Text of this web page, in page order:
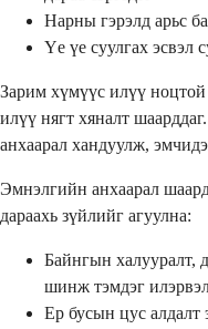
Нарны гэрэлд арьс
Үе үе суулгах эсвэл
Зарим хүмүүс илүү ноцтой
илүү нягт хяналт
анхаарал хандуулж,
Эмнэлгийн анхаарал
дараахь зүйлийг агуулна:
Байнгын халууралт,
шинж тэмдэг
Ер бусын цус алдалт